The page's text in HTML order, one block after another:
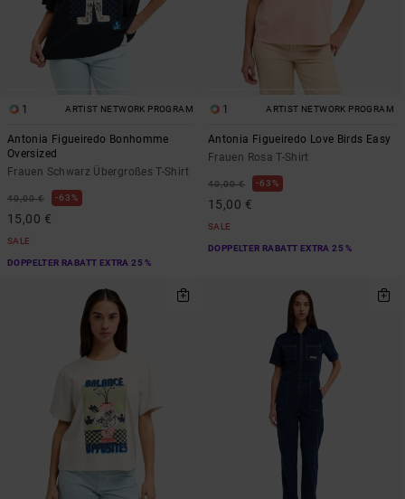
1 ARTIST NETWORK PROGRAM
Antonia Figueiredo Bonhomme
Oversized
Frauen Schwarz Übergroßes T-Shirt
40,00 € 63%
15,00 €
SALE
DOPPELTER RABATT EXTRA 25 %
1 ARTIST NETWORK PROGRAM
Antonia Figueiredo Love Birds Easy
Frauen Rosa T-Shirt
40,00 € 63%
15,00 €
SALE
DOPPELTER RABATT EXTRA 25 %